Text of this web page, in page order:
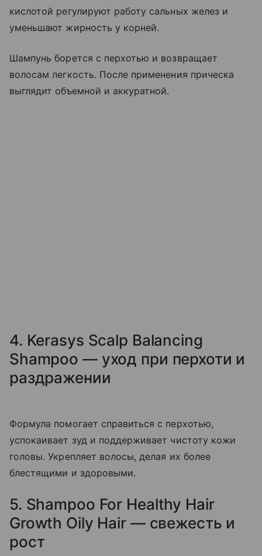
кислотой регулируют работу сальных желез и
уменьшают жирность у корней.
Шампунь борется с перхотью и возвращает
волосам легкость. После применения прическа
выглядит объемной и аккуратной.
4. Kerasys Scalp Balancing
Shampoo — уход при перхоти и
раздражении
Формула помогает справиться с перхотью,
успокаивает зуд и поддерживает чистоту кожи
головы. Укрепляет волосы, делая их более
блестящими и здоровыми.
5. Shampoo For Healthy Hair
Growth Oily Hair — свежесть и
рост